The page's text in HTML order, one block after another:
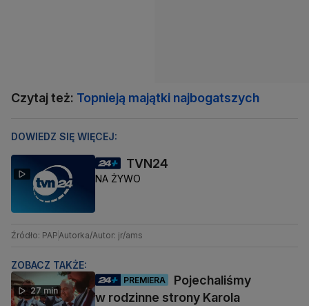
Czytaj też: Topnieją majątki najbogatszych
DOWIEDZ SIĘ WIĘCEJ:
TVN24
NA ŻYWO
Źródło: PAPAutorka/Autor: jr/ams
ZOBACZ TAKŻE:
27 min
PREMIERA
Pojechaliśmy
w rodzinne strony Karola